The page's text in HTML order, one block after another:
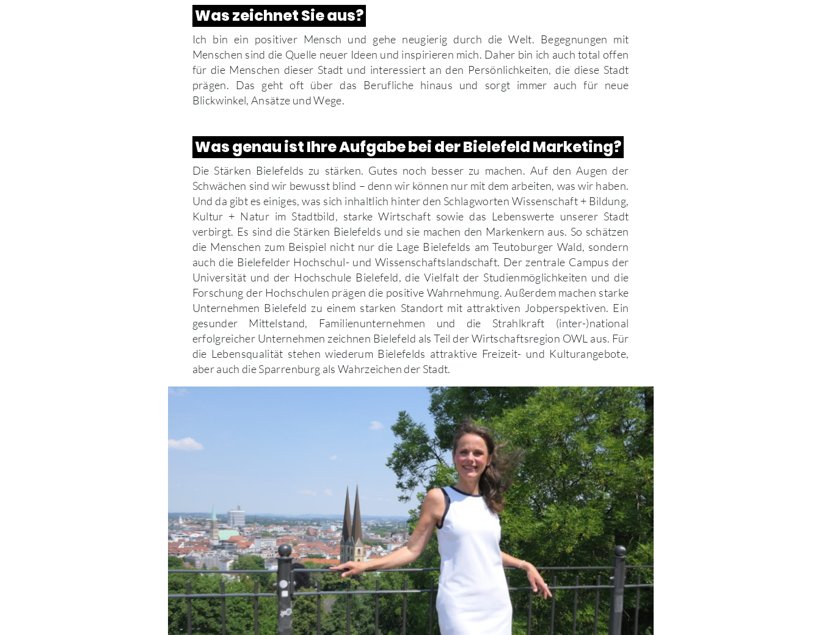
Was zeichnet Sie aus?
Ich bin ein positiver Mensch und gehe neugierig durch die Welt. Begegnungen mit
Menschen sind die Quelle neuer Ideen und inspirieren mich. Daher bin ich auch total offen
für die Menschen dieser Stadt und interessiert an den Persönlichkeiten, die diese Stadt
prägen. Das geht oft über das Berufliche hinaus und sorgt immer auch für neue
Blickwinkel, Ansätze und Wege.
Was genau ist Ihre Aufgabe bei der Bielefeld Marketing?
Die Stärken Bielefelds zu stärken. Gutes noch besser zu machen. Auf den Augen der
Schwächen sind wir bewusst blind – denn wir können nur mit dem arbeiten, was wir haben.
Und da gibt es einiges, was sich inhaltlich hinter den Schlagworten Wissenschaft + Bildung,
Kultur + Natur im Stadtbild, starke Wirtschaft sowie das Lebenswerte unserer Stadt
verbirgt. Es sind die Stärken Bielefelds und sie machen den Markenkern aus. So schätzen
die Menschen zum Beispiel nicht nur die Lage Bielefelds am Teutoburger Wald, sondern
auch die Bielefelder Hochschul- und Wissenschaftslandschaft. Der zentrale Campus der
Universität und der Hochschule Bielefeld, die Vielfalt der Studienmöglichkeiten und die
Forschung der Hochschulen prägen die positive Wahrnehmung. Außerdem machen starke
Unternehmen Bielefeld zu einem starken Standort mit attraktiven Jobperspektiven. Ein
gesunder Mittelstand, Familienunternehmen und die Strahlkraft (inter-)national
erfolgreicher Unternehmen zeichnen Bielefeld als Teil der Wirtschaftsregion OWL aus. Für
die Lebensqualität stehen wiederum Bielefelds attraktive Freizeit- und Kulturangebote,
aber auch die Sparrenburg als Wahrzeichen der Stadt.